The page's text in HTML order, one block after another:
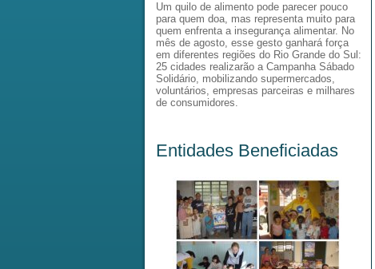
Um quilo de alimento pode parecer pouco
para quem doa, mas representa muito para
quem enfrenta a insegurança alimentar. No
mês de agosto, esse gesto ganhará força
em diferentes regiões do Rio Grande do Sul:
25 cidades realizarão a Campanha Sábado
Solidário, mobilizando supermercados,
voluntários, empresas parceiras e milhares
de consumidores.
Entidades Beneficiadas